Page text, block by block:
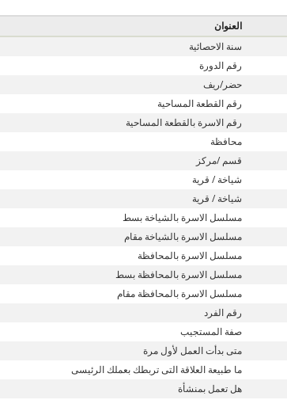
العنوان
سنة الاحصائية
رقم الدورة
حضر/ريف
رقم القطعة المساحية
رقم الاسرة بالقطعة المساحية
محافظة
قسم /مركز
شياخة / قرية
شياخة / قرية
مسلسل الاسرة بالشياخة بسط
مسلسل الاسرة بالشياخة مقام
مسلسل الاسرة بالمحافظة
مسلسل الاسرة بالمحافظة بسط
مسلسل الاسرة بالمحافظة مقام
رقم الفرد
صفة المستجيب
متى بدأت العمل لأول مرة
ما طبيعة العلاقة التى تربطك بعملك الرئيسى
هل تعمل بمنشأة